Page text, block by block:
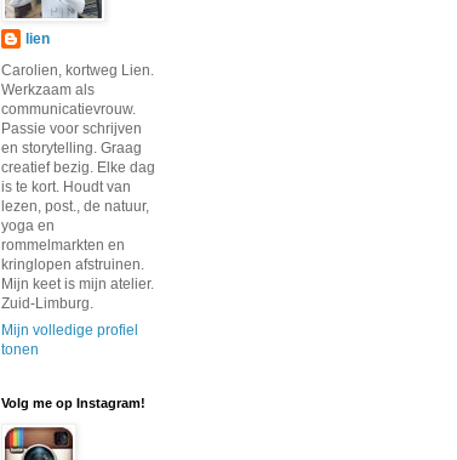
lien
Carolien, kortweg Lien.
Werkzaam als
communicatievrouw.
Passie voor schrijven
en storytelling. Graag
creatief bezig. Elke dag
is te kort. Houdt van
lezen, post., de natuur,
yoga en
rommelmarkten en
kringlopen afstruinen.
Mijn keet is mijn atelier.
Zuid-Limburg.
Mijn volledige profiel
tonen
Volg me op Instagram!